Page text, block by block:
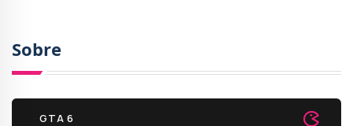
Sobre
GTA 6